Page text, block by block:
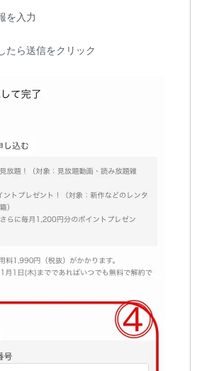
を入力
ら送信をクリック